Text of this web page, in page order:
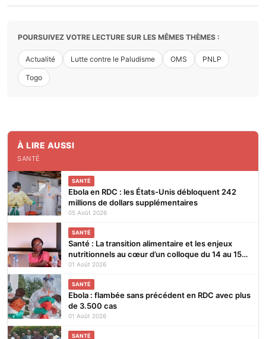
POURSUIVEZ VOTRE LECTURE SUR LES MÊMES THÈMES :
Actualité Lutte contre le Paludisme OMS PNLP
Togo
À LIRE AUSSI
SANTÉ
SANTÉ
Ebola en RDC : les États-Unis débloquent 242
millions de dollars supplémentaires
05 Août 2026
SANTÉ
Santé : La transition alimentaire et les enjeux
nutritionnels au cœur d’un colloque du 14 au 15
août 2026 à Lomé
01 Août 2026
SANTÉ
Ebola : flambée sans précédent en RDC avec plus
de 3.500 cas
01 Août 2026
SANTÉ